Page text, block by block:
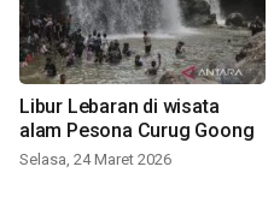
Libur Lebaran di wisata
alam Pesona Curug Goong
Selasa, 24 Maret 2026